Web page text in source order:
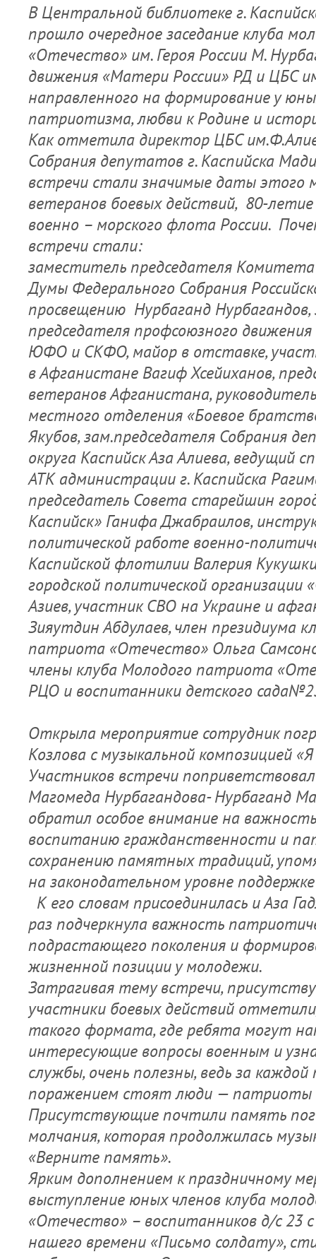
В Центральной библиотеке г.
прошло очередное заседание клуба
«Отечество» им. Героя России М.
движения «Матери России» РД и ЦБС
направленного на формирование у
патриотизма, любви к Родине и
Как отметила директор ЦБС
Собрания депутатов г. Каспийска
встречи стали значимые даты этого
ветеранов боевых действий, 80-
военно – морского флота России.
встречи стали:
заместитель председателя Комитета
Думы Федерального Собрания
просвещению Нурбаганд
председателя профсоюзного
ЮФО и СКФО, майор в отставке,
в Афганистане Вагиф Хсейиханов,
ветеранов Афганистана,
местного отделения «Боевое
Якубов, зам.председателя Собрания
округа Каспийск Аза Алиева, ведущий
АТК администрации г. Каспийска
председатель Совета старейшин
Каспийск» Ганифа Джабраилов,
политической работе военно-
Каспийской флотилии Валерия
городской политической организации
Азиев, участник СВО на Украине и
Зияутдин Абдулаев, член президиума
патриота «Отечество» Ольга
члены клуба Молодого патриота
РЦО и воспитанники детского
Открыла мероприятие сотрудник
Козлова с музыкальной композицией
Участников встречи
Магомеда Нурбагандова- Нурбаганд
обратил особое внимание на
воспитанию гражданственности и
сохранению памятных традиций,
на законодательном уровне
К его словам присоединилась и Аза
раз подчеркнула важность
подрастающего поколения и
жизненной позиции у молодежи.
Затрагивая тему встречи,
участники боевых действий
такого формата, где ребята могут
интересующие вопросы военным и
службы, очень полезны, ведь за каждой
поражением стоят люди — патриоты
Присутствующие почтили память
молчания, которая продолжилась
«Верните память».
Ярким дополнением к праздничному
выступление юных членов клуба
«Отечество» – воспитанников д/с 23
нашего времени «Письмо солдату»,